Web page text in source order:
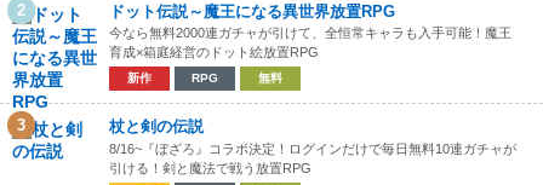
2 ドット伝説～魔王になる異世界放置RPG
今なら無料2000連ガチャが引けて、全恒常キャラも入手可能！魔王
育成×箱庭経営のドット絵放置RPG
新作 RPG 無料
3 杖と剣の伝説
8/16~『ぼざろ』コラボ決定！ログインだけで毎日無料10連ガチャが
引ける！剣と魔法で戦う放置RPG